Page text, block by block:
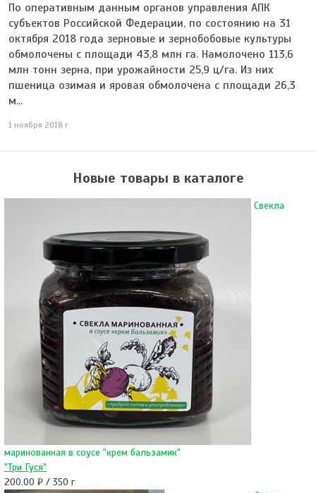
По оперативным данным органов управления АПК
субъектов Российской Федерации, по состоянию на 31
октября 2018 года зерновые и зернобобовые культуры
обмолочены с площади 43,8 млн га. Намолочено 113,6
млн тонн зерна, при урожайности 25,9 ц/га. Из них
пшеница озимая и яровая обмолочена с площади 26,3
м...
1 ноября 2018 г.
Новые товары в каталоге
Свекла
маринованная в соусе "крем бальзамик"
"Три Гуся"
200.00 ₽ / 350 г